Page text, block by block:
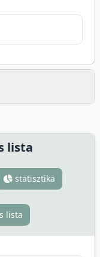
lista
statisztika
lista